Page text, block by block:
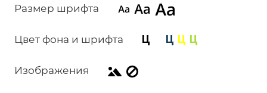
Размер шрифта
Цвет фона и шрифта
Изображения